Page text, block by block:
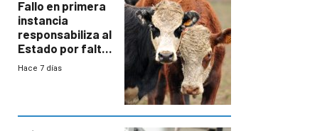
Fallo en primera
instancia
responsabiliza al
Estado por falta
de controles en
Hace 7 días